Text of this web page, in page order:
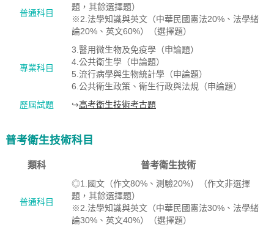
普通科目
題，其餘選擇題）
※2.法學知識與英文（中華民國憲法20%、法學緒
論20%、英文60%）（選擇題）
專業科目
3.醫用微生物及免疫學（申論題）
4.公共衛生學（申論題）
5.流行病學與生物統計學（申論題）
6.公共衛生政策、衛生行政與法規（申論題）
歷屆試題
↪高考衛生技術考古題
普考衛生技術科目
類科 普考衛生技術
普通科目
◎1.國文（作文80%、測驗20%）（作文非選擇
題，其餘選擇題）
※2.法學知識與英文（中華民國憲法30%、法學緒
論30%、英文40%）（選擇題）